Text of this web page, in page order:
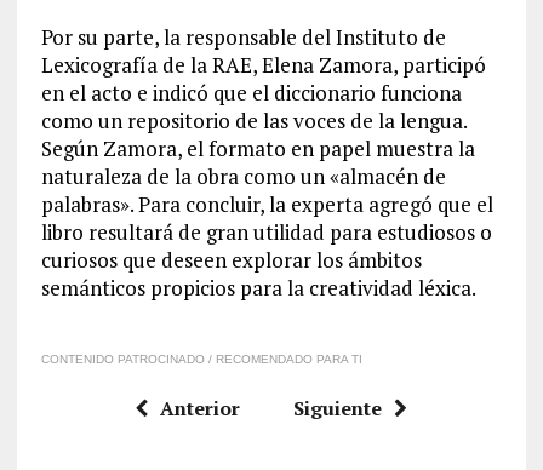
Por su parte, la responsable del Instituto de
Lexicografía de la RAE, Elena Zamora, participó
en el acto e indicó que el diccionario funciona
como un repositorio de las voces de la lengua.
Según Zamora, el formato en papel muestra la
naturaleza de la obra como un «almacén de
palabras». Para concluir, la experta agregó que el
libro resultará de gran utilidad para estudiosos o
curiosos que deseen explorar los ámbitos
semánticos propicios para la creatividad léxica.
CONTENIDO PATROCINADO / RECOMENDADO PARA TI
Anterior Siguiente